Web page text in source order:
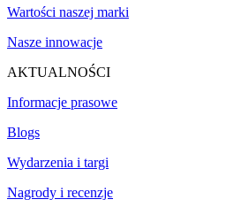
Wartości naszej marki
Nasze innowacje
AKTUALNOŚCI
Informacje prasowe
Blogs
Wydarzenia i targi
Nagrody i recenzje